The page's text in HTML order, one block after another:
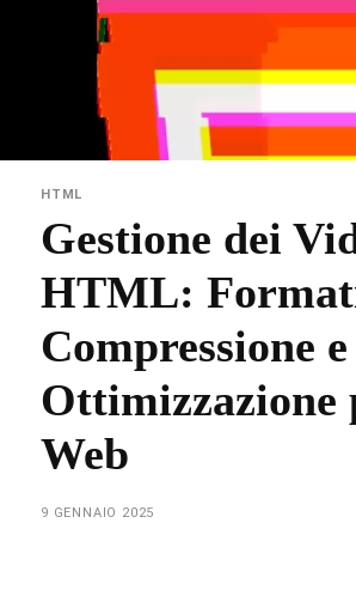
HTML
Gestione dei
HTML:
Compressione e
Ottimizzazione
Web
9 GENNAIO 2025